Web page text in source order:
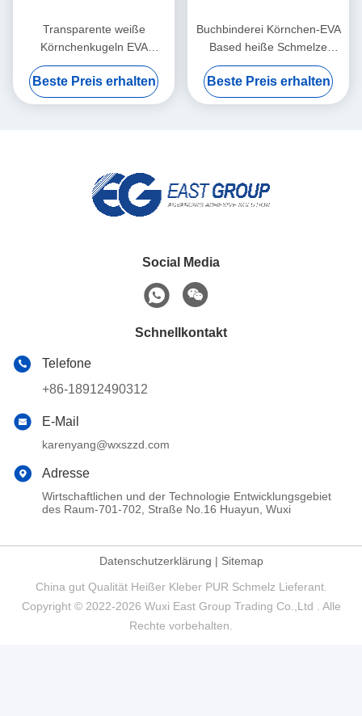
Transparente weiße
Körnchenkugeln EVA
Bookbinding heiße Schmelze
Adhesives
Beste Preis erhalten
Buchbinderei Körnchen-EVA
Based heiße Schmelze
Adhesives EVA heiße
Schmelze Kleber For
Beste Preis erhalten
Social Media
Schnellkontakt
Telefone
+86-18912490312
E-Mail
karenyang@wxszzd.com
Adresse
Wirtschaftlichen und der Technologie Entwicklungsgebiet
des Raum-701-702, Straße No.16 Huayun, Wuxi
Datenschutzerklärung | Sitemap
China gut Qualität Heißer Kleber PUR Schmelz Lieferant.
Copyright © 2022-2026 Wuxi East Group Trading Co.,Ltd . Alle
Rechte vorbehalten.